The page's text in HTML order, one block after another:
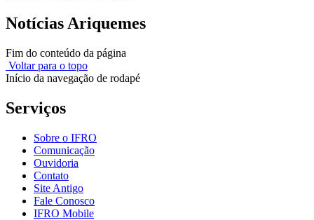
Notícias Ariquemes
Fim do conteúdo da página
Voltar para o topo
Início da navegação de rodapé
Serviços
Sobre o IFRO
Comunicação
Ouvidoria
Contato
Site Antigo
Fale Conosco
IFRO Mobile